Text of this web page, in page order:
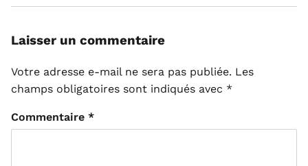
Laisser un commentaire
Votre adresse e-mail ne sera pas publiée. Les
champs obligatoires sont indiqués avec *
Commentaire *